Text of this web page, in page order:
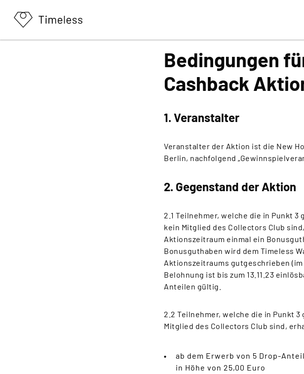
Bedingungen
Cashback
1. Veranstalter
Veranstalter der Aktion ist die New
Berlin, nachfolgend
2. Gegenstand der Aktion
2.1 Teilnehmer, welche die in Punkt
kein Mitglied des Collectors Club
Aktionszeitraum einmal ein
Bonusguthaben wird dem Timeless
Aktionszeitraums gutgeschrieben (im
Belohnung ist bis zum 13.11.23
Anteilen gültig.
2.2 Teilnehmer, welche die in Punkt
Mitglied des Collectors Club sind,
ab dem Erwerb von 5 Drop-
in Höhe von 25,00 Euro